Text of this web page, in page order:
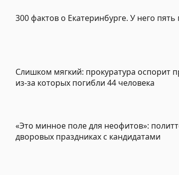
300 фактов о Екатеринбурге. У него
Слишком мягкий: прокуратура оспорит
из-за которых погибли 44 человека
«Это минное поле для неофитов»:
дворовых праздниках с кандидатами